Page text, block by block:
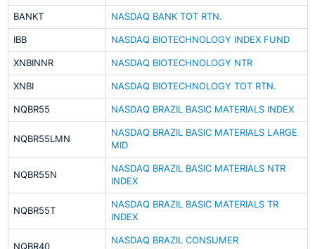
BANKT NASDAQ BANK TOT RTN.
IBB NASDAQ BIOTECHNOLOGY INDEX FUND
XNBINNR NASDAQ BIOTECHNOLOGY NTR
XNBI NASDAQ BIOTECHNOLOGY TOT RTN.
NQBR55 NASDAQ BRAZIL BASIC MATERIALS INDEX
NQBR55LMN
NASDAQ BRAZIL BASIC MATERIALS LARGE
MID
NQBR55N
NASDAQ BRAZIL BASIC MATERIALS NTR
INDEX
NQBR55T
NASDAQ BRAZIL BASIC MATERIALS TR
INDEX
NQBR40
NASDAQ BRAZIL CONSUMER